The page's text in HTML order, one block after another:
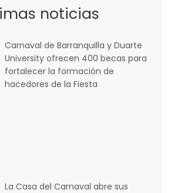
noticias
Carnaval de Barranquilla y Duarte
University ofrecen 400 becas para
fortalecer la formación de
hacedores de la Fiesta
La Casa del Carnaval abre sus